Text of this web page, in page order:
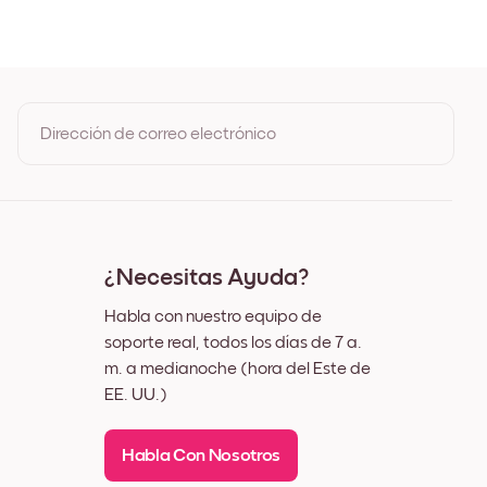
Dirección de correo electrónico
¿Necesitas Ayuda?
Habla con nuestro equipo de
soporte real, todos los días de 7 a.
m. a medianoche (hora del Este de
EE. UU.)
Habla Con Nosotros